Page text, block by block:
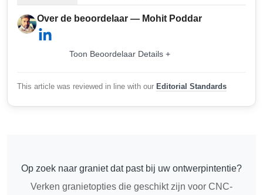
Over de beoordelaar — Mohit Poddar
Toon Beoordelaar Details +
This article was reviewed in line with our Editorial Standards
Op zoek naar graniet dat past bij uw ontwerpintentie?
Verken granietopties die geschikt zijn voor CNC-